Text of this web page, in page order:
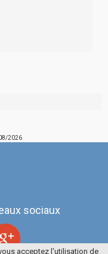
2026
sociaux
acceptez l'utilisation de